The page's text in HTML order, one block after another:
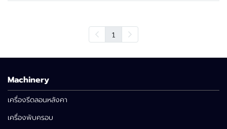
1
Machinery
เครื่องรีดลอนหลังคา
เครื่องพับครอบ